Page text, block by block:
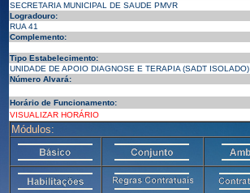
SECRETARIA MUNICIPAL DE SAUDE PMVR
Logradouro:
RUA 41
Complemento:
Tipo Estabelecimento:
UNIDADE DE APOIO DIAGNOSE E TERAPIA (SADT ISOLADO)
Número Alvará:
Horário de Funcionamento:
VISUALIZAR HORÁRIO
Módulos: